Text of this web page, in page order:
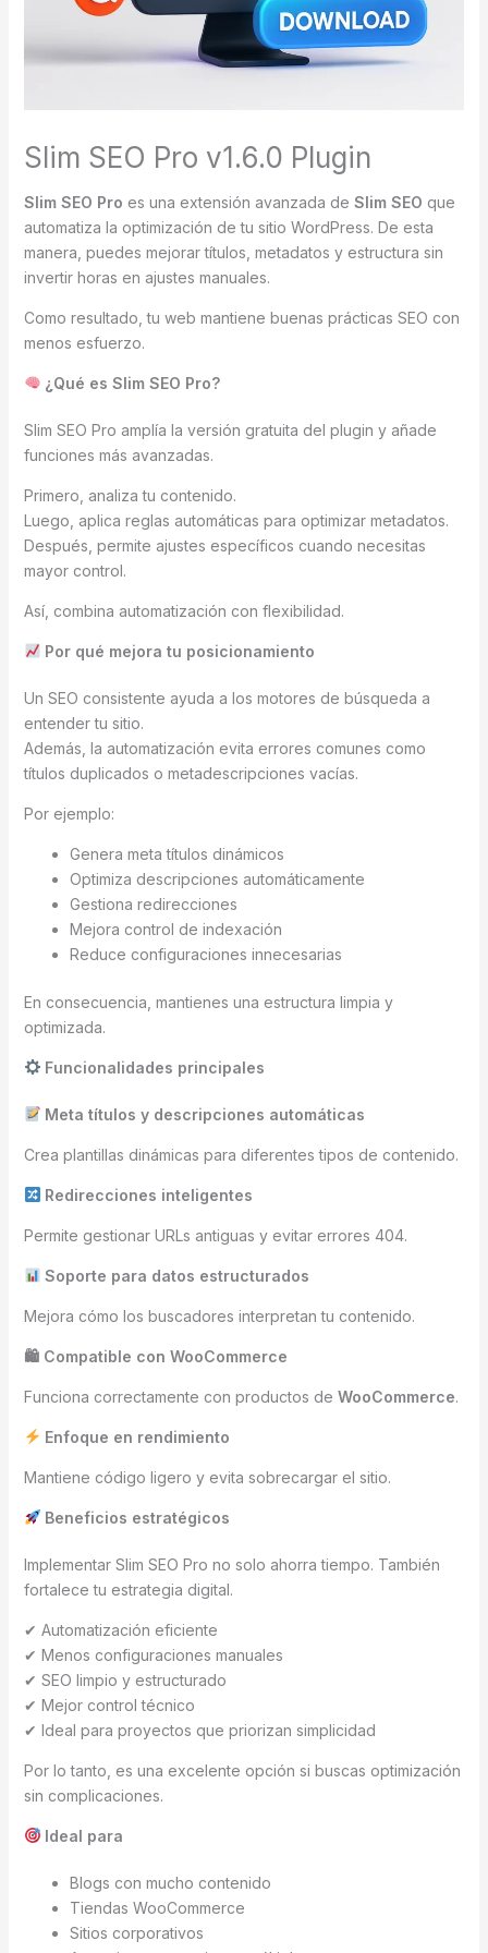
Slim SEO Pro v1.6.0 Plugin
Slim SEO Pro es una extensión avanzada de Slim SEO que
automatiza la optimización de tu sitio WordPress. De esta
manera, puedes mejorar títulos, metadatos y estructura sin
invertir horas en ajustes manuales.
Como resultado, tu web mantiene buenas prácticas SEO con
menos esfuerzo.
¿Qué es Slim SEO Pro?
Slim SEO Pro amplía la versión gratuita del plugin y añade
funciones más avanzadas.
Primero, analiza tu contenido.
Luego, aplica reglas automáticas para optimizar metadatos.
Después, permite ajustes específicos cuando necesitas
mayor control.
Así, combina automatización con flexibilidad.
Por qué mejora tu posicionamiento
Un SEO consistente ayuda a los motores de búsqueda a
entender tu sitio.
Además, la automatización evita errores comunes como
títulos duplicados o metadescripciones vacías.
Por ejemplo:
Genera meta títulos dinámicos
Optimiza descripciones automáticamente
Gestiona redirecciones
Mejora control de indexación
Reduce configuraciones innecesarias
En consecuencia, mantienes una estructura limpia y
optimizada.
Funcionalidades principales
Meta títulos y descripciones automáticas
Crea plantillas dinámicas para diferentes tipos de contenido.
Redirecciones inteligentes
Permite gestionar URLs antiguas y evitar errores 404.
Soporte para datos estructurados
Mejora cómo los buscadores interpretan tu contenido.
🛍 Compatible con WooCommerce
Funciona correctamente con productos de WooCommerce.
Enfoque en rendimiento
Mantiene código ligero y evita sobrecargar el sitio.
Beneficios estratégicos
Implementar Slim SEO Pro no solo ahorra tiempo. También
fortalece tu estrategia digital.
✔ Automatización eficiente
✔ Menos configuraciones manuales
✔ SEO limpio y estructurado
✔ Mejor control técnico
✔ Ideal para proyectos que priorizan simplicidad
Por lo tanto, es una excelente opción si buscas optimización
sin complicaciones.
Ideal para
Blogs con mucho contenido
Tiendas WooCommerce
Sitios corporativos